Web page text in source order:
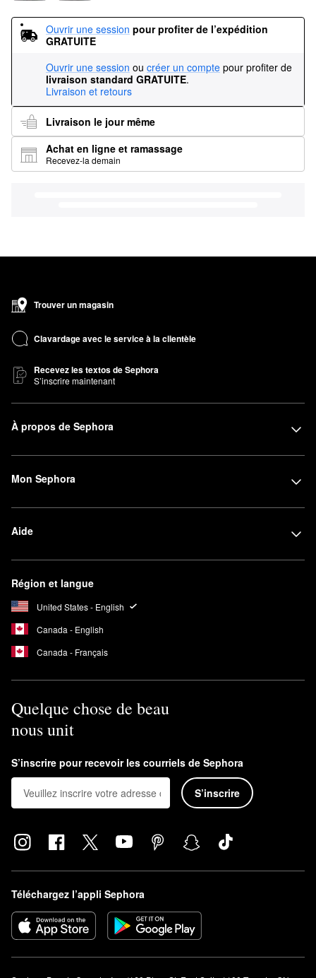
Ouvrir une session pour profiter de l’expédition
GRATUITE
Ouvrir une session ou créer un compte pour profiter de
livraison standard GRATUITE.
Livraison et retours
Livraison le jour même
Achat en ligne et ramassage
Recevez-la demain
Trouver un magasin
Clavardage avec le service à la clientèle
Recevez les textos de Sephora
S’inscrire maintenant
À propos de Sephora
Mon Sephora
Aide
Région et langue
United States - English
Canada - English
Canada - Français
Quelque chose de beau
nous unit
S’inscrire pour recevoir les courriels de Sephora
S’inscrire
Téléchargez l’appli Sephora